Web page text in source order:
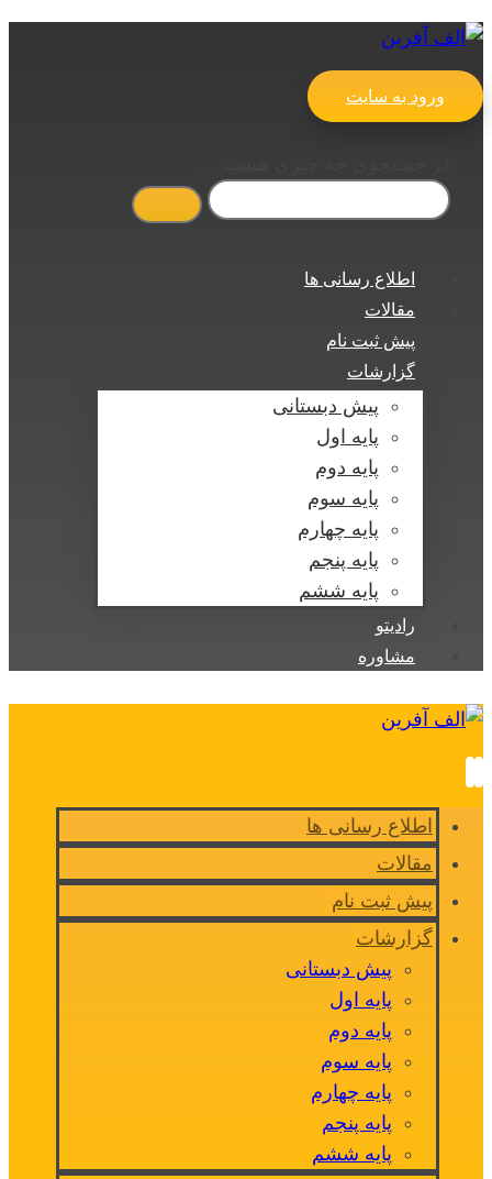
ورود به سایت
اطلاع رسانی ها
مقالات
پیش ثبت نام
گزارشات
پیش دبستانی
پایه اول
پایه دوم
پایه سوم
پایه چهارم
پایه پنجم
پایه ششم
رادیتو
مشاوره
اطلاع رسانی ها
مقالات
پیش ثبت نام
گزارشات
پیش دبستانی
پایه اول
پایه دوم
پایه سوم
پایه چهارم
پایه پنجم
پایه ششم